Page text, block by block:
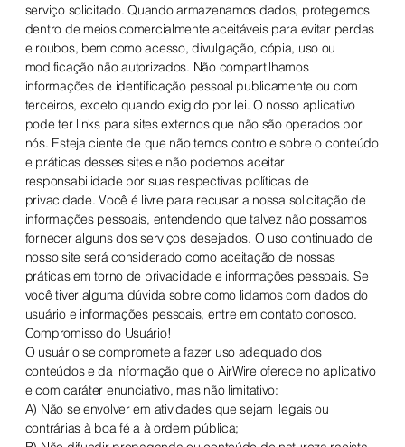
serviço solicitado. Quando armazenamos dados, protegemos
dentro de meios comercialmente aceitáveis ​​para evitar perdas
e roubos, bem como acesso, divulgação, cópia, uso ou
modificação não autorizados. Não compartilhamos
informações de identificação pessoal publicamente ou com
terceiros, exceto quando exigido por lei. O nosso aplicativo
pode ter links para sites externos que não são operados por
nós. Esteja ciente de que não temos controle sobre o conteúdo
e práticas desses sites e não podemos aceitar
responsabilidade por suas respectivas políticas de
privacidade. Você é livre para recusar a nossa solicitação de
informações pessoais, entendendo que talvez não possamos
fornecer alguns dos serviços desejados. O uso continuado de
nosso site será considerado como aceitação de nossas
práticas em torno de privacidade e informações pessoais. Se
você tiver alguma dúvida sobre como lidamos com dados do
usuário e informações pessoais, entre em contato conosco.
Compromisso do Usuário!
O usuário se compromete a fazer uso adequado dos
conteúdos e da informação que o AirWire oferece no aplicativo
e com caráter enunciativo, mas não limitativo:
A) Não se envolver em atividades que sejam ilegais ou
contrárias à boa fé a à ordem pública;